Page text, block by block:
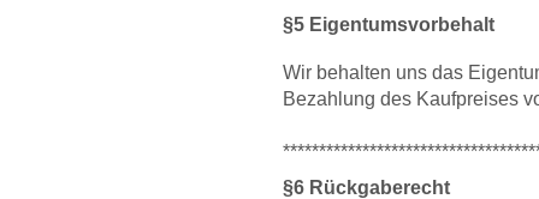
§5 Eigentumsvorbehalt
Wir behalten uns das
Bezahlung des Kaufpreises
§6 Rückgaberecht